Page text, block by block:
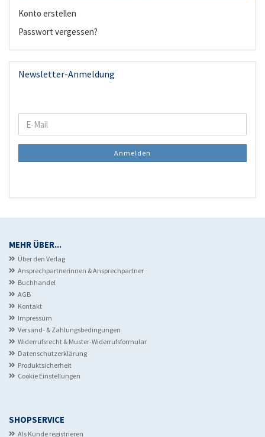
Konto erstellen
Passwort vergessen?
Newsletter-Anmeldung
WEITER
ZUR
NEWSLETTER-
E-
Mail
Anmelden
MEHR ÜBER...
Über den Verlag
Ansprechpartnerinnen & Ansprechpartner
Buchhandel
AGB
Kontakt
Impressum
Versand- & Zahlungsbedingungen
Widerrufsrecht & Muster-Widerrufsformular
Datenschutzerklärung
Produktsicherheit
Cookie Einstellungen
SHOPSERVICE
Als Kunde registrieren